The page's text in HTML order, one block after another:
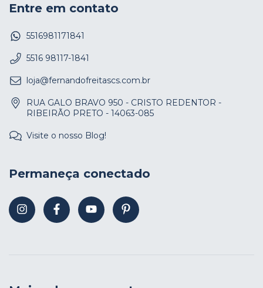
Entre em contato
5516981171841
5516 98117-1841
loja@fernandofreitascs.com.br
RUA GALO BRAVO 950 - CRISTO REDENTOR -
RIBEIRÃO PRETO - 14063-085
Visite o nosso Blog!
Permaneça conectado